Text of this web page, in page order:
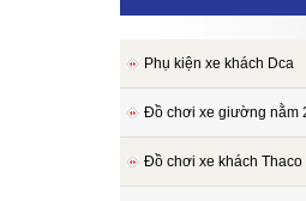
Phụ kiện xe khách Dca
Đồ chơi xe giường nằm
Đồ chơi xe khách Thaco